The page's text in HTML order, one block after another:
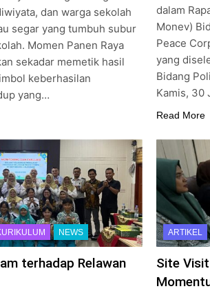
dan warga sekolah
segar yang tumbuh subur
Momen Panen Raya
sekadar memetik hasil
keberhasilan
yang…
dalam
Monev)
Peace
yang
Bidang
Kamis, 30
Read More
NEWS
terhadap Relawan
ARTIKEL
Site